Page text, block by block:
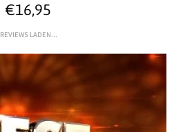
€16,95
REVIEWS LADEN...